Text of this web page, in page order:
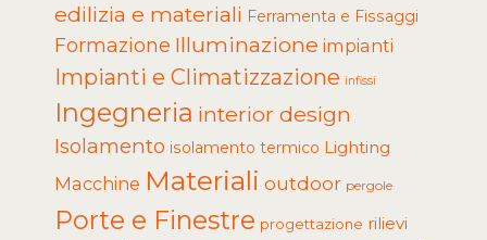
edilizia e materiali Ferramenta e Fissaggi
Formazione Illuminazione impianti
Impianti e Climatizzazione infissi
Ingegneria interior design
Isolamento isolamento termico Lighting
Macchine Materiali outdoor pergole
Porte e Finestre progettazione rilievi